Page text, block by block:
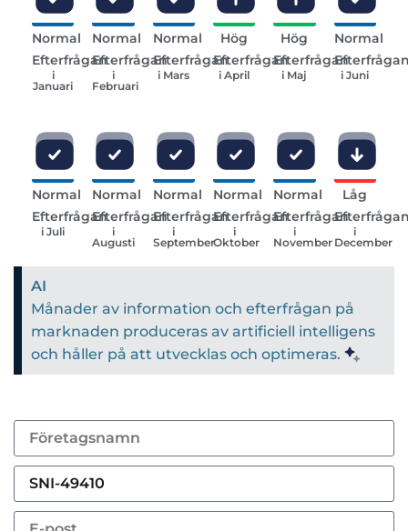
Normal
Efterfrågan
i
Januari
Normal
Efterfrågan
i
Februari
Normal
Efterfrågan
i Mars
Hög
Efterfrågan
i April
Hög
Efterfrågan
i Maj
Normal
i Juni
Normal
Efterfrågan
i Juli
Normal
Efterfrågan
i
Augusti
Normal
Efterfrågan
i
September
Normal
Efterfrågan
i
Oktober
Normal
Efterfrågan
i
November
Låg
i
December
AI
Månader av information och efterfrågan på
marknaden produceras av artificiell intelligens
och håller på att utvecklas och optimeras.